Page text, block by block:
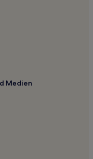
Roermond
Medien